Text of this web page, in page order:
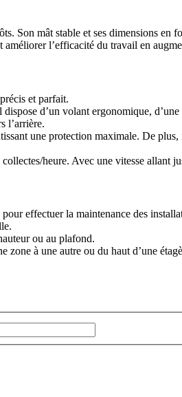
Son mât stable et ses dimensions
l’efficacité du travail en
et parfait.
d’un volant ergonomique,
l’arrière.
une protection maximale. De
heure. Avec une vitesse allant
effectuer la maintenance des
ou au plafond.
zone à une autre ou du haut d’une